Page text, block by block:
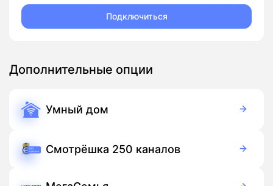
Подключиться
Дополнительные опции
Умный дом
Подписка 900 руб./мес
Смотрёшка 250 каналов
Подписка